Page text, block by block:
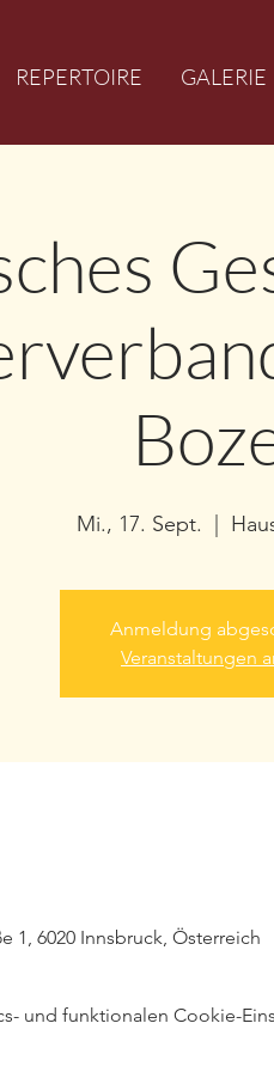
REPERTOIRE GALERIE
Mi., 17. Sept.
Anmeldung
Veranstaltungen
1, 6020 Innsbruck, Österreich
und funktionalen Cookie-